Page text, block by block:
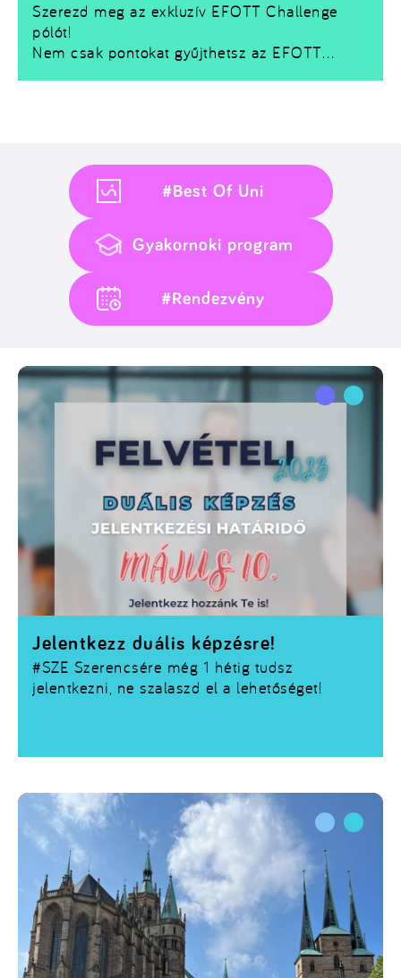
Szerezd meg az exkluzív EFOTT Challenge
pólót!
Nem csak pontokat gyűjthetsz az EFOTT
Kreditet.
#Best Of Uni
Gyakornoki program
#Rendezvény
#SZE Szerencsére még 1 hétig tudsz
jelentkezni, ne szalaszd el a lehetőséget!
Jelentkezz duális képzésre!